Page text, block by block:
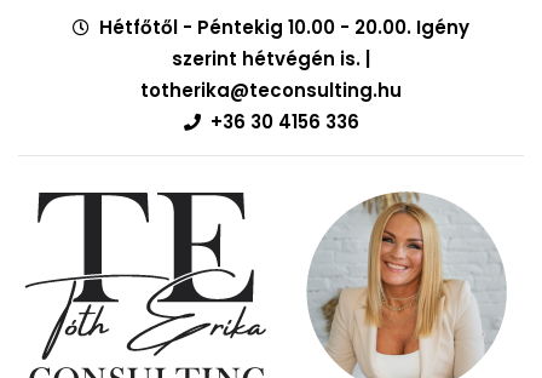
Hétfőtől - Péntekig 10.00 - 20.00. Igény
szerint hétvégén is. |
totherika@teconsulting.hu
+36 30 4156 336